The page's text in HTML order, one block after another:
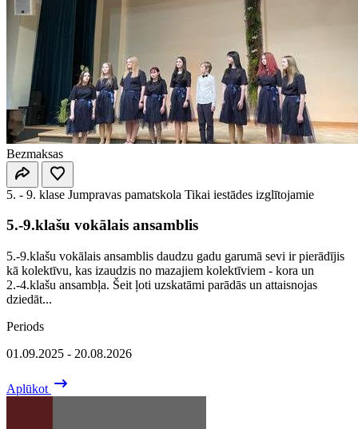
Bezmaksas
5. - 9. klase Jumpravas pamatskola Tikai iestādes izglītojamie
5.-9.klašu vokālais ansamblis
5.-9.klašu vokālais ansamblis daudzu gadu garumā sevi ir pierādījis
kā kolektīvu, kas izaudzis no mazajiem kolektīviem - kora un
2.-4.klašu ansambļa. Šeit ļoti uzskatāmi parādās un attaisnojas
dziedāt...
Periods
01.09.2025 - 20.08.2026
Aplūkot